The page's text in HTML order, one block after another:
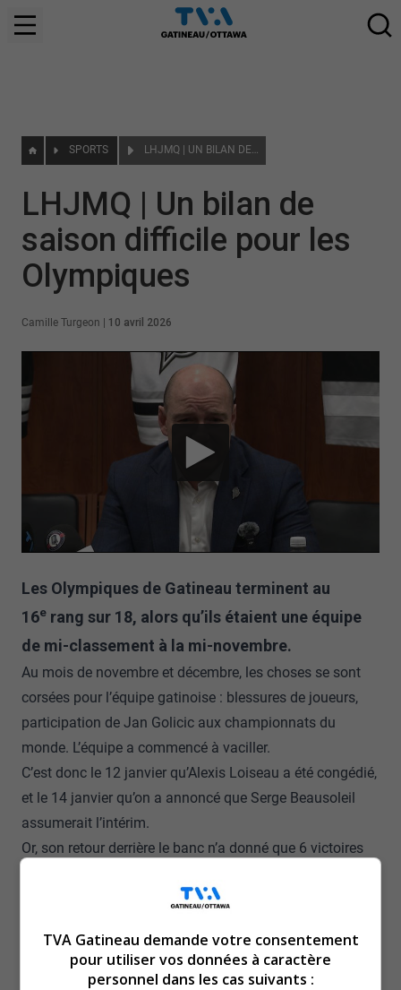
SPORTS LHJMQ | UN BILAN DE SAISON DIFFICILE POUR LES OLYMPIQUES
LHJMQ | Un bilan de
saison difficile pour les
Olympiques
Camille Turgeon 10 avril 2026
Les Olympiques de Gatineau terminent au
16e rang sur 18, alors qu’ils étaient une équipe
de mi-classement à la mi-novembre.
Au mois de novembre et décembre, les choses se sont
corsées pour l’équipe gatinoise : blessures de joueurs,
participation de Jan Golicic aux championnats du
monde. L’équipe a commencé à vaciller.
C’est donc le 12 janvier qu’Alexis Loiseau a été congédié,
et le 14 janvier qu’on a annoncé que Serge Beausoleil
assumerait l’intérim.
Or, son retour derrière le banc n’a donné que 6 victoires
Cette saison a donc remis en doute l’espoir d’arriver à
Memorial.
François Beaudry, actionnaire et président du conseil
TVA Gatineau demande votre consentement
pour utiliser vos données à caractère
personnel dans les cas suivants :